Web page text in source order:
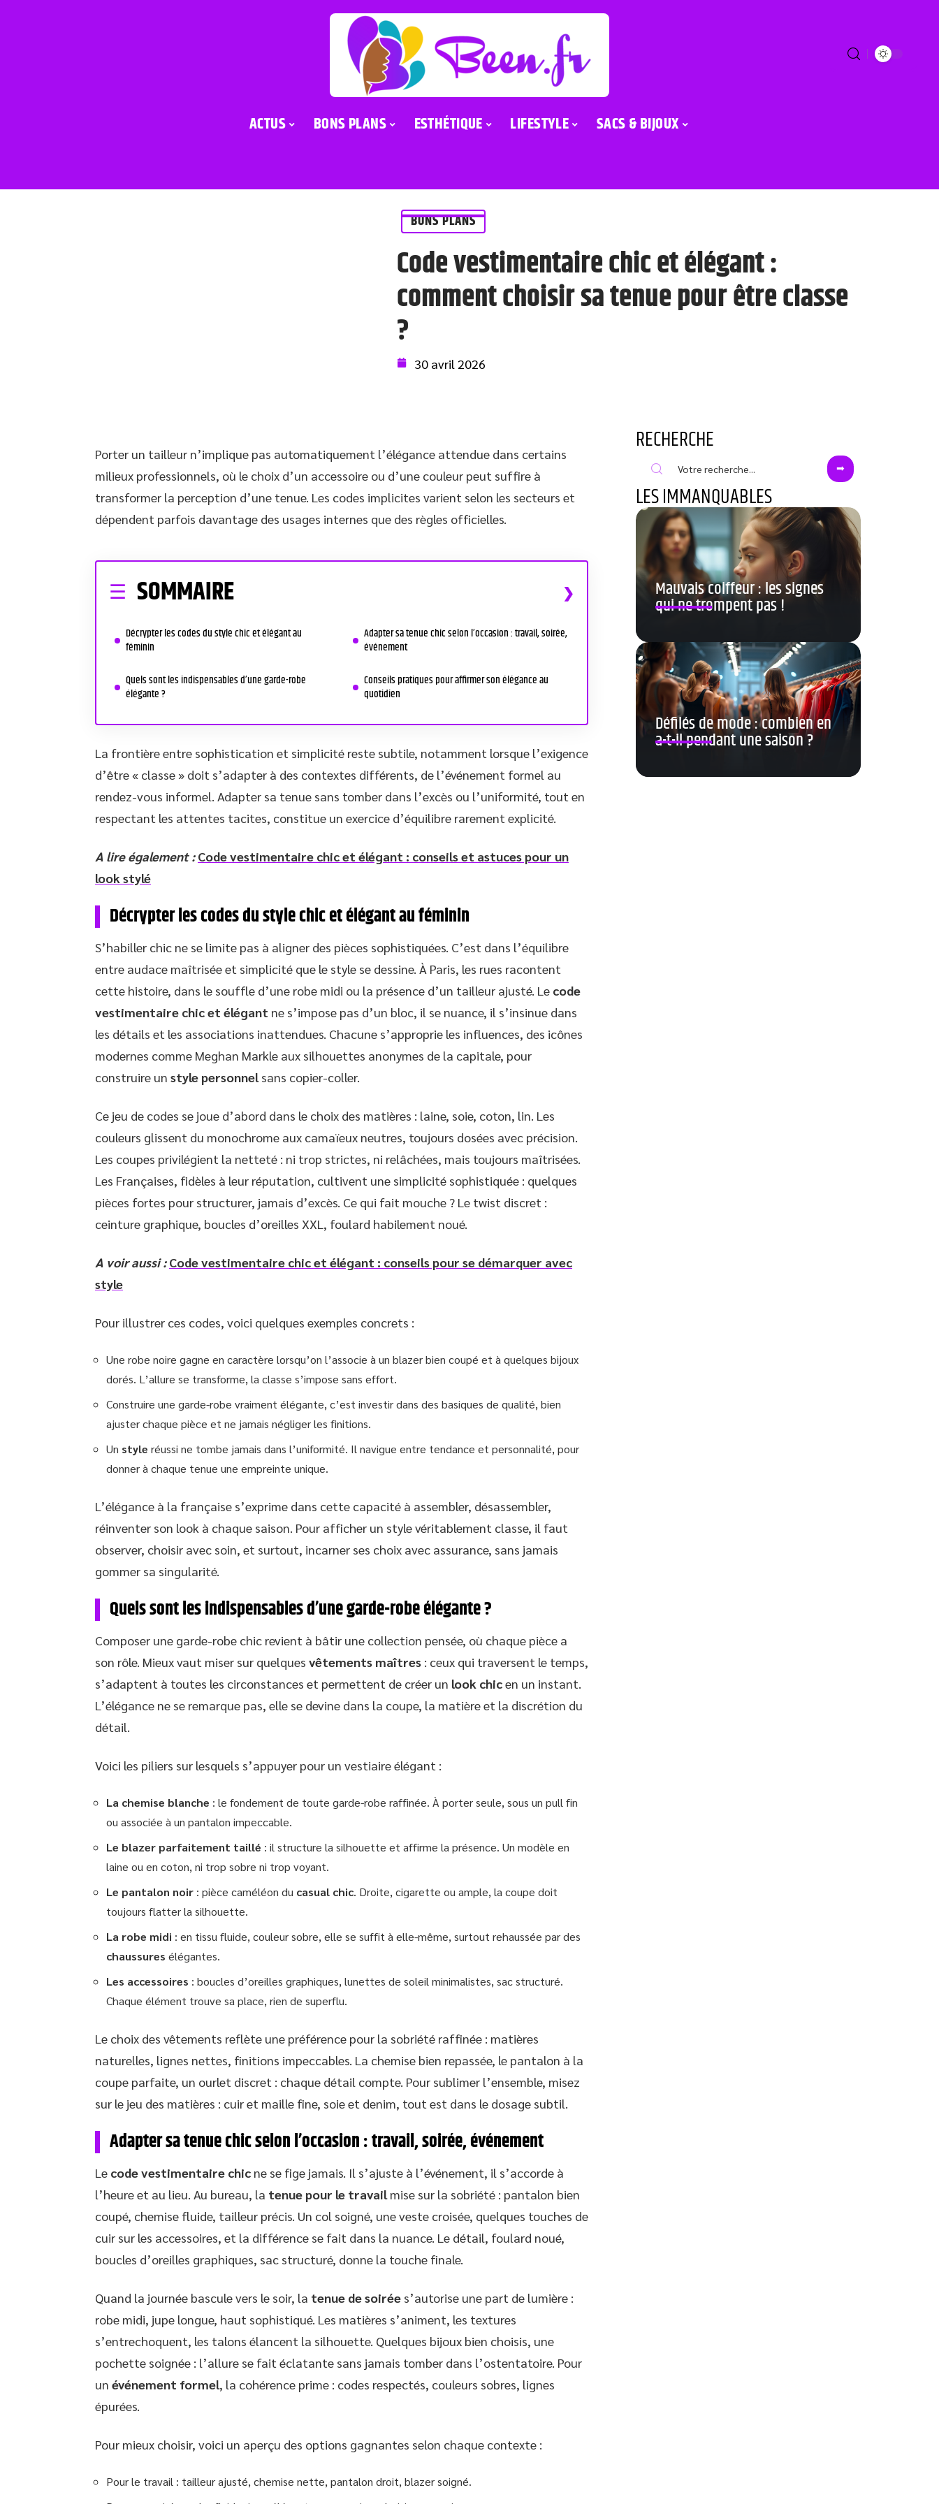
ACTUS BONS PLANS ESTHÉTIQUE LIFESTYLE SACS & BIJOUX
BONS PLANS
Code vestimentaire chic et élégant :
comment choisir sa tenue pour être classe
?
30 avril 2026
Porter un tailleur n’implique pas automatiquement l’élégance attendue dans certains
milieux professionnels, où le choix d’un accessoire ou d’une couleur peut suffire à
transformer la perception d’une tenue. Les codes implicites varient selon les secteurs et
dépendent parfois davantage des usages internes que des règles officielles.
SOMMAIRE
Décrypter les codes du style chic et élégant au
féminin
Quels sont les indispensables d’une garde-robe
élégante ?
Adapter sa tenue chic selon l’occasion : travail, soirée,
événement
Conseils pratiques pour affirmer son élégance au
quotidien
La frontière entre sophistication et simplicité reste subtile, notamment lorsque l’exigence
d’être « classe » doit s’adapter à des contextes différents, de l’événement formel au
rendez-vous informel. Adapter sa tenue sans tomber dans l’excès ou l’uniformité, tout en
respectant les attentes tacites, constitue un exercice d’équilibre rarement explicité.
A lire également : Code vestimentaire chic et élégant : conseils et astuces pour un
look stylé
Décrypter les codes du style chic et élégant au féminin
S’habiller chic ne se limite pas à aligner des pièces sophistiquées. C’est dans l’équilibre
entre audace maîtrisée et simplicité que le style se dessine. À Paris, les rues racontent
cette histoire, dans le souffle d’une robe midi ou la présence d’un tailleur ajusté. Le code
vestimentaire chic et élégant ne s’impose pas d’un bloc, il se nuance, il s’insinue dans
les détails et les associations inattendues. Chacune s’approprie les influences, des icônes
modernes comme Meghan Markle aux silhouettes anonymes de la capitale, pour
construire un style personnel sans copier-coller.
Ce jeu de codes se joue d’abord dans le choix des matières : laine, soie, coton, lin. Les
couleurs glissent du monochrome aux camaïeux neutres, toujours dosées avec précision.
Les coupes privilégient la netteté : ni trop strictes, ni relâchées, mais toujours maîtrisées.
Les Françaises, fidèles à leur réputation, cultivent une simplicité sophistiquée : quelques
pièces fortes pour structurer, jamais d’excès. Ce qui fait mouche ? Le twist discret :
ceinture graphique, boucles d’oreilles XXL, foulard habilement noué.
A voir aussi : Code vestimentaire chic et élégant : conseils pour se démarquer avec
style
Pour illustrer ces codes, voici quelques exemples concrets :
Une robe noire gagne en caractère lorsqu’on l’associe à un blazer bien coupé et à quelques bijoux
dorés. L’allure se transforme, la classe s’impose sans effort.
Construire une garde-robe vraiment élégante, c’est investir dans des basiques de qualité, bien
ajuster chaque pièce et ne jamais négliger les finitions.
Un style réussi ne tombe jamais dans l’uniformité. Il navigue entre tendance et personnalité, pour
donner à chaque tenue une empreinte unique.
L’élégance à la française s’exprime dans cette capacité à assembler, désassembler,
réinventer son look à chaque saison. Pour afficher un style véritablement classe, il faut
observer, choisir avec soin, et surtout, incarner ses choix avec assurance, sans jamais
gommer sa singularité.
Quels sont les indispensables d’une garde-robe élégante ?
Composer une garde-robe chic revient à bâtir une collection pensée, où chaque pièce a
son rôle. Mieux vaut miser sur quelques vêtements maîtres : ceux qui traversent le temps,
s’adaptent à toutes les circonstances et permettent de créer un look chicen un instant.
L’élégance ne se remarque pas, elle se devine dans la coupe, la matière et la discrétion du
détail.
Voici les piliers sur lesquels s’appuyer pour un vestiaire élégant :
La chemise blanche : le fondement de toute garde-robe raffinée. À porter seule, sous un pull fin
ou associée à un pantalon impeccable.
Le blazer parfaitement taillé : il structure la silhouette et affirme la présence. Un modèle en
laine ou en coton, ni trop sobre ni trop voyant.
Le pantalon noir : pièce caméléon du casual chic. Droite, cigarette ou ample, la coupe doit
toujours flatter la silhouette.
La robe midi : en tissu fluide, couleur sobre, elle se suffit à elle-même, surtout rehaussée par des
chaussures élégantes.
Les accessoires : boucles d’oreilles graphiques, lunettes de soleil minimalistes, sac structuré.
Chaque élément trouve sa place, rien de superflu.
Le choix des vêtements reflète une préférence pour la sobriété raffinée : matières
naturelles, lignes nettes, finitions impeccables. La chemise bien repassée, le pantalon à la
coupe parfaite, un ourlet discret : chaque détail compte. Pour sublimer l’ensemble, misez
sur le jeu des matières : cuir et maille fine, soie et denim, tout est dans le dosage subtil.
Adapter sa tenue chic selon l’occasion : travail, soirée, événement
Le code vestimentaire chic ne se fige jamais. Il s’ajuste à l’événement, il s’accorde à
l’heure et au lieu. Au bureau, la tenue pour le travail mise sur la sobriété : pantalon bien
coupé, chemise fluide, tailleur précis. Un col soigné, une veste croisée, quelques touches de
cuir sur les accessoires, et la différence se fait dans la nuance. Le détail, foulard noué,
boucles d’oreilles graphiques, sac structuré, donne la touche finale.
Quand la journée bascule vers le soir, la tenue de soirée s’autorise une part de lumière :
robe midi, jupe longue, haut sophistiqué. Les matières s’animent, les textures
s’entrechoquent, les talons élancent la silhouette. Quelques bijoux bien choisis, une
pochette soignée : l’allure se fait éclatante sans jamais tomber dans l’ostentatoire. Pour
un événement formel, la cohérence prime : codes respectés, couleurs sobres, lignes
épurées.
Pour mieux choisir, voici un aperçu des options gagnantes selon chaque contexte :
Pour le travail : tailleur ajusté, chemise nette, pantalon droit, blazer soigné.
RECHERCHE
LES IMMANQUABLES
Mauvais coiffeur : les signes
qui ne trompent pas !
Défilés de mode : combien en
a-t-il pendant une saison ?